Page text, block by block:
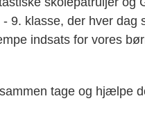
9. klasse, der hver dag
indsats for vores
tage og hjælpe